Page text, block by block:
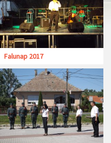
Falunap 2017